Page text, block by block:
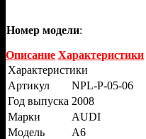
Номер модели:
Описание Характеристики
Характеристики
Артикул
NPL-P-05-06
Год выпуска 2008
Марки
AUDI
Модель
A6